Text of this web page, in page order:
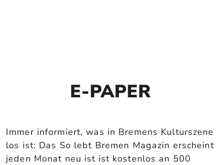
E-PAPER
Immer informiert, was in Bremens Kulturszene
los ist: Das So lebt Bremen Magazin erscheint
jeden Monat neu ist ist kostenlos an 500